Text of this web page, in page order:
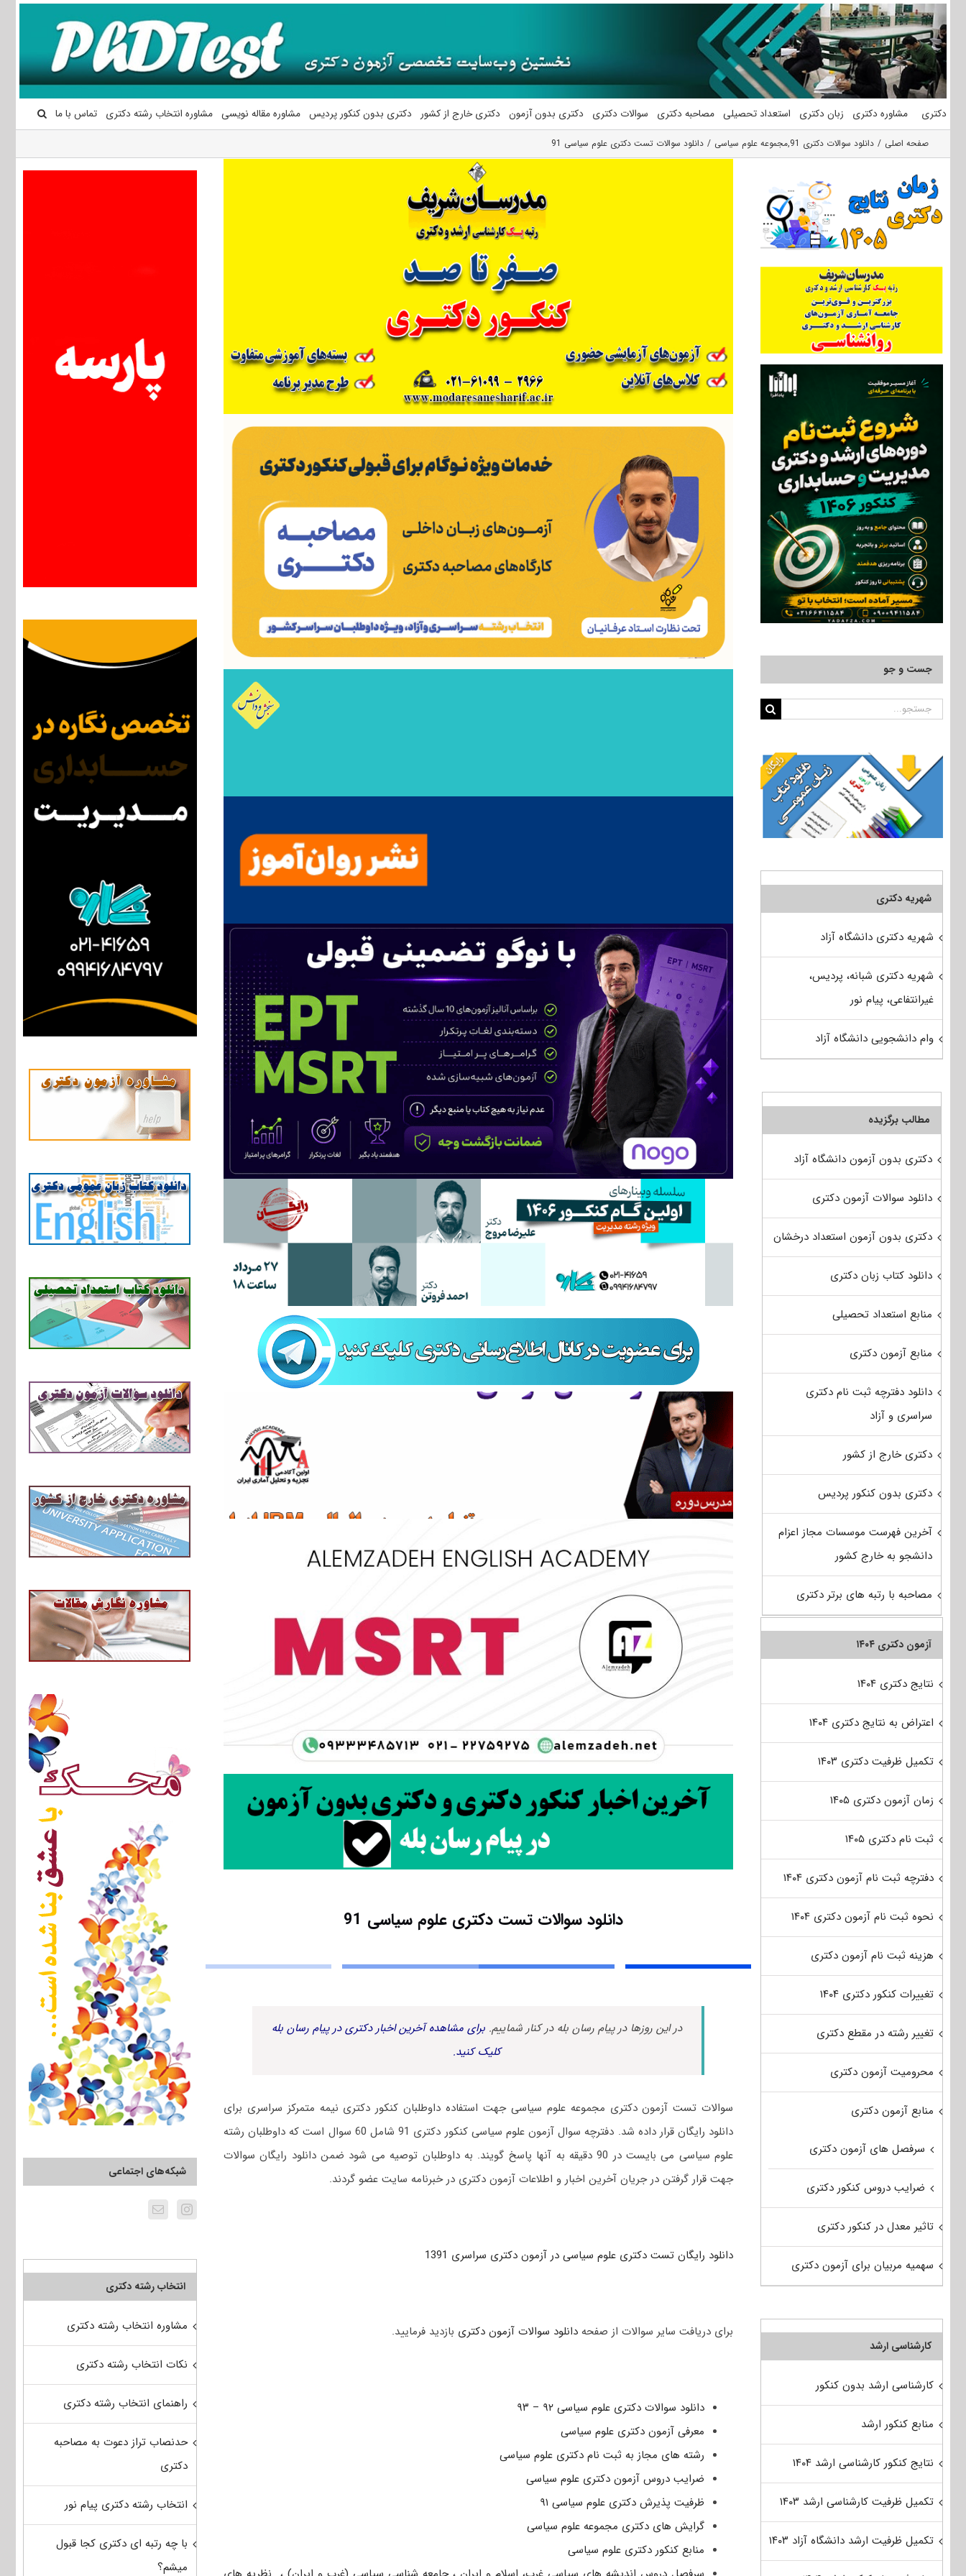
محتوا
دکتری مشاوره دکتری زبان دکتری استعداد تحصیلی مصاحبه دکتری سوالات دکتری دکتری بدون آزمون دکتری خارج از کشور دکتری بدون کنکور پردیس مشاوره مقاله نویسی مشاوره انتخاب رشته دکتری تماس با ما
صفحه اصلی دانلود سوالات دکتری 91 ,مجموعه علوم سیاسی دانلود سوالات تست دکتری علوم سیاسی 91
دانلود سوالات تست دکتری علوم سیاسی 91
در این روزها در پیام رسان بله در کنار شماییم. برای مشاهده آخرین اخبار دکتری در پیام رسان بله
کلیک کنید.
سوالات تست آزمون دکتری مجموعه علوم سیاسی جهت استفاده داوطلبان کنکور دکتری نیمه متمرکز سراسری برای
دانلود رایگان قرار داده شد. دفترچه سوال آزمون علوم سیاسی کنکور دکتری 91 شامل 60 سوال است که داوطلبان رشته
علوم سیاسی می بایست در 90 دقیقه به آنها پاسخ گویند. به داوطلبان توصیه می شود ضمن دانلود رایگان سوالات
جهت قرار گرفتن در جریان آخرین اخبار و اطلاعات آزمون دکتری در خبرنامه سایت عضو گردند.
دانلود رایگان تست دکتری علوم سیاسی در آزمون دکتری سراسری 1391
برای دریافت سایر سوالات از صفحه دانلود سوالات آزمون دکتری بازدید فرمایید.
دانلود سوالات دکتری علوم سیاسی ۹۲ – ۹۳
معرفی آزمون دکتری علوم سیاسی
رشته های مجاز به ثبت نام دکتری علوم سیاسی
ضرایب دروس آزمون دکتری علوم سیاسی
ظرفیت پذیرش دکتری علوم سیاسی ۹۱
گرایش های دکتری مجموعه علوم سیاسی
منابع کنکور دکتری علوم سیاسی
شبکه‌های اجتماعی
انتخاب رشته دکتری
مشاوره انتخاب رشته دکتری
نکات انتخاب رشته دکتری
راهنمای انتخاب رشته دکتری
حدنصاب تراز دعوت به مصاحبه
دکتری
انتخاب رشته دکتری پیام نور
با چه رتبه ای دکتری کجا قبول
میشم؟
جست و جو
جستجو
شهریه دکتری
شهریه دکتری دانشگاه آزاد
شهریه دکتری شبانه، پردیس،
غیرانتفاعی، پیام نور
وام دانشجویی دانشگاه آزاد
مطالب برگزیده
دکتری بدون آزمون دانشگاه آزاد
دانلود سوالات آزمون دکتری
دکتری بدون آزمون استعداد درخشان
دانلود کتاب زبان دکتری
منابع استعداد تحصیلی
منابع آزمون دکتری
دانلود دفترچه ثبت نام دکتری
سراسری و آزاد
دکتری خارج از کشور
دکتری بدون کنکور پردیس
آخرین فهرست موسسات مجاز اعزام
دانشجو به خارج کشور
مصاحبه با رتبه های برتر دکتری
آزمون دکتری ۱۴۰۴
نتایج دکتری ۱۴۰۴
اعتراض به نتایج دکتری ۱۴۰۴
تکمیل ظرفیت دکتری ۱۴۰۳
زمان آزمون دکتری ۱۴۰۵
ثبت نام دکتری ۱۴۰۵
دفترچه ثبت نام آزمون دکتری ۱۴۰۴
نحوه ثبت نام آزمون دکتری ۱۴۰۴
هزینه ثبت نام آزمون دکتری
تغییرات کنکور دکتری ۱۴۰۴
تغییر رشته در مقطع دکتری
محرومیت آزمون دکتری
منابع آزمون دکتری
سرفصل های آزمون دکتری
ضرایب دروس کنکور دکتری
تاثیر معدل در کنکور دکتری
سهمیه مربیان برای آزمون دکتری
کارشناسی ارشد
کارشناسی ارشد بدون کنکور
منابع کنکور ارشد
نتایج کنکور کارشناسی ارشد ۱۴۰۴
تکمیل ظرفیت کارشناسی ارشد ۱۴۰۳
تکمیل ظرفیت ارشد دانشگاه آزاد ۱۴۰۳